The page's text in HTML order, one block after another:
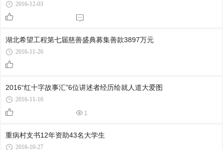
2016-12-03
湖北希望工程第七届慈善盛典募集善款3897万元
2016-11-26
2016“红十字故事汇”6位讲述者经历绘就人道大爱图
2016-11-16
1
重病村支书12年资助43名大学生
2016-10-27